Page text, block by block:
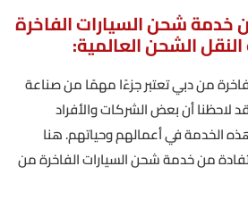
شحن السيارات الفاخرة
الشحن العالمية:
من دبي تعتبر جزءًا مهمًا من صناعة
لاحظنا أن بعض الشركات والأفراد
الخدمة في أعمالهم وحياتهم. هنا
من خدمة شحن السيارات الفاخرة من